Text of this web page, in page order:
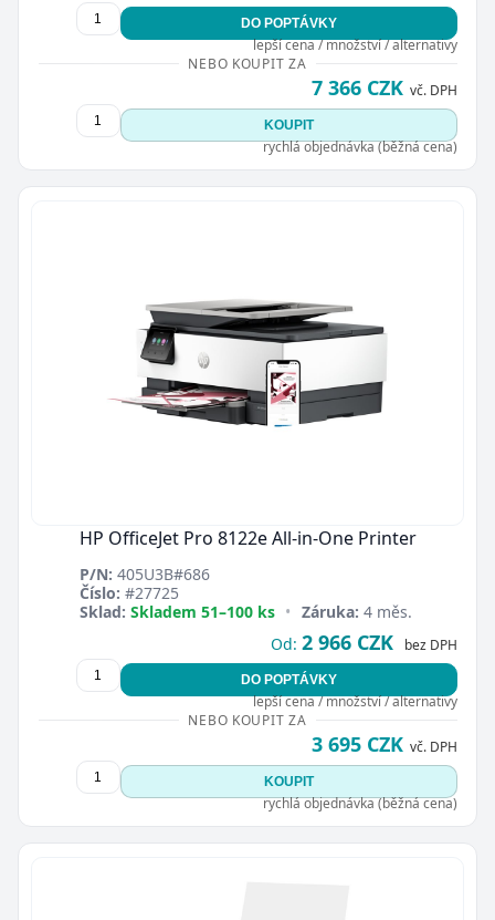
DO POPTÁVKY
lepší cena / množství / alternativy
NEBO KOUPIT ZA
7 366 CZK vč. DPH
KOUPIT
rychlá objednávka (běžná cena)
HP OfficeJet Pro 8122e All-in-One Printer
P/N: 405U3B#686
Číslo: #27725
Sklad: Skladem 51–100 ks • Záruka: 4 měs.
Od: 2 966 CZK bez DPH
DO POPTÁVKY
lepší cena / množství / alternativy
NEBO KOUPIT ZA
3 695 CZK vč. DPH
KOUPIT
rychlá objednávka (běžná cena)